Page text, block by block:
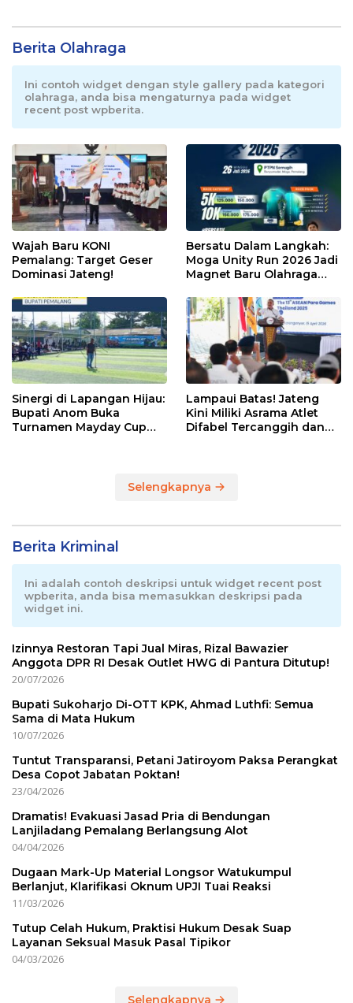
Berita Olahraga
Ini contoh widget dengan style gallery pada kategori
olahraga, anda bisa mengaturnya pada widget
recent post wpberita.
Wajah Baru KONI
Pemalang: Target Geser
Dominasi Jateng!
Bersatu Dalam Langkah:
Moga Unity Run 2026 Jadi
Magnet Baru Olahraga
Sinergi di Lapangan Hijau:
Bupati Anom Buka
Turnamen Mayday Cup
Lampaui Batas! Jateng
Kini Miliki Asrama Atlet
Difabel Tercanggih dan
Selengkapnya
Berita Kriminal
Ini adalah contoh deskripsi untuk widget recent post
wpberita, anda bisa memasukkan deskripsi pada
widget ini.
Izinnya Restoran Tapi Jual Miras, Rizal Bawazier
Anggota DPR RI Desak Outlet HWG di Pantura Ditutup!
20/07/2026
Bupati Sukoharjo Di-OTT KPK, Ahmad Luthfi: Semua
Sama di Mata Hukum
10/07/2026
Tuntut Transparansi, Petani Jatiroyom Paksa Perangkat
Desa Copot Jabatan Poktan!
23/04/2026
Dramatis! Evakuasi Jasad Pria di Bendungan
Lanjiladang Pemalang Berlangsung Alot
04/04/2026
Dugaan Mark-Up Material Longsor Watukumpul
Berlanjut, Klarifikasi Oknum UPJI Tuai Reaksi
11/03/2026
Tutup Celah Hukum, Praktisi Hukum Desak Suap
Layanan Seksual Masuk Pasal Tipikor
04/03/2026